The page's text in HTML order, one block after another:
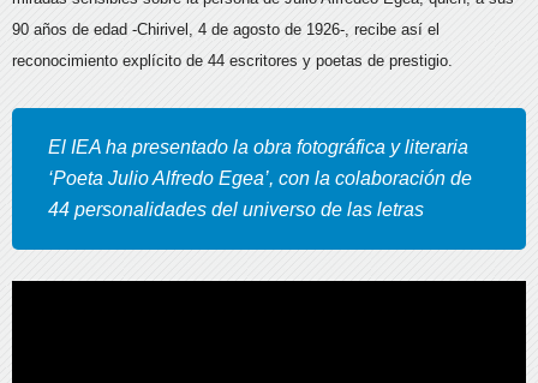
90 años de edad -Chirivel, 4 de agosto de 1926-, recibe así el
reconocimiento explícito de 44 escritores y poetas de prestigio.
El IEA ha presentado la obra fotográfica y literaria
‘Poeta Julio Alfredo Egea’, con la colaboración de
44 personalidades del universo de las letras